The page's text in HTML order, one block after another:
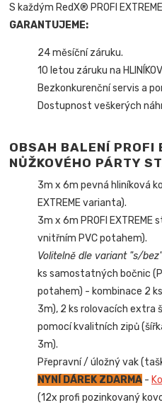
S každým RedX® PROFI
GARANTUJEME:
24 měsíční záruku.
10 letou záruku na
Bezkonkurenční servis a
Dostupnost veškerých
OBSAH BALENÍ PROFI
NŮŽKOVÉHO PÁRTY
3m x 6m pevná hliníková
EXTREME varianta).
3m x 6m PROFI EXTREME
vnitřním PVC potahem).
Volitelně dle variant "s/
ks samostatných bočnic
potahem) - kombinace 2
3m), 2 ks rolovacích extra
pomocí kvalitních zipů
3m).
Přepravní / úložný vak
NYNÍ DÁREK ZDARMA -
(12x profi pozinkovaný